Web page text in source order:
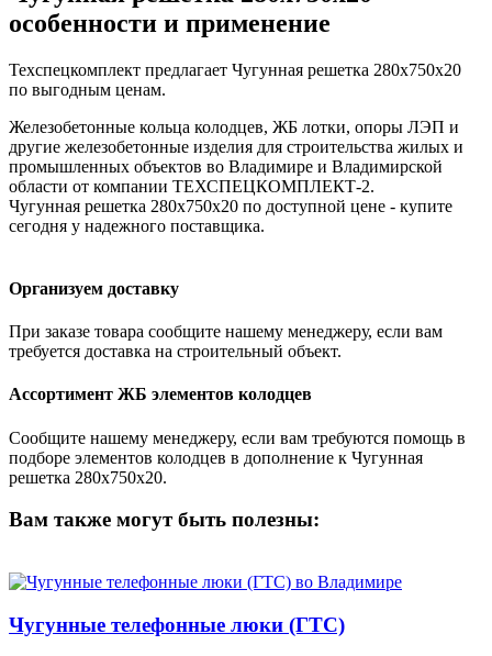
особенности и применение
Техспецкомплект предлагает Чугунная решетка 280х750х20
по выгодным ценам.
Железобетонные кольца колодцев, ЖБ лотки, опоры ЛЭП и
другие железобетонные изделия для строительства жилых и
промышленных объектов во Владимире и Владимирской
области от компании ТЕХСПЕЦКОМПЛЕКТ-2.
Чугунная решетка 280х750х20 по доступной цене - купите
сегодня у надежного поставщика.
Организуем доставку
При заказе товара сообщите нашему менеджеру, если вам
требуется доставка на строительный объект.
Ассортимент ЖБ элементов колодцев
Сообщите нашему менеджеру, если вам требуются помощь в
подборе элементов колодцев в дополнение к Чугунная
решетка 280х750х20.
Вам также могут быть полезны:
Чугунные телефонные люки (ГТС)